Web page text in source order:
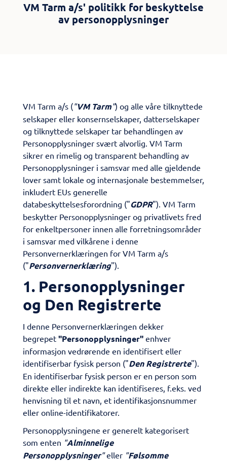
VM Tarm a/s' politikk for beskyttelse
av personopplysninger
VM Tarm a/s ("VM Tarm") og alle våre tilknyttede
selskaper eller konsernselskaper, datterselskaper
og tilknyttede selskaper tar behandlingen av
Personopplysninger svært alvorlig. VM Tarm
sikrer en rimelig og transparent behandling av
Personopplysninger i samsvar med alle gjeldende
lover samt lokale og internasjonale bestemmelser,
inkludert EUs generelle
databeskyttelsesforordning ("GDPR"). VM Tarm
beskytter Personopplysninger og privatlivets fred
for enkeltpersoner innen alle forretningsområder
i samsvar med vilkårene i denne
Personvernerklæringen for VM Tarm a/s
("Personvernerklæring").
1. Personopplysninger
og Den Registrerte
I denne Personvernerklæringen dekker
begrepet "Personopplysninger" enhver
informasjon vedrørende en identifisert eller
identifiserbar fysisk person ("Den Registrerte").
En identifiserbar fysisk person er en person som
direkte eller indirekte kan identifiseres, f.eks. ved
henvisning til et navn, et identifikasjonsnummer
eller online-identifikatorer.
Personopplysningene er generelt kategorisert
som enten "Alminnelige
Personopplysninger"eller "Følsomme